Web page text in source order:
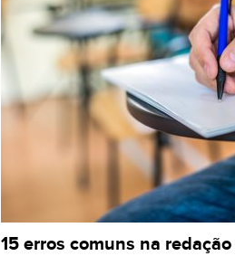
15 erros comuns na